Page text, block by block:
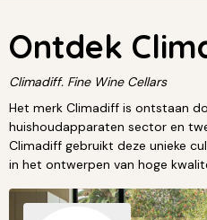
Ontdek
Climadiff. Fine Wine Cellars
Het merk Climadiff is ontstaan
huishoudapparaten sector en
Climadiff gebruikt deze unieke
in het ontwerpen van hoge